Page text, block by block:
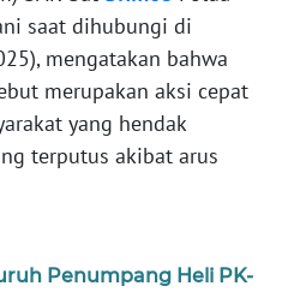
saat dihubungi di
mengatakan bahwa
merupakan aksi cepat
yang hendak
terputus akibat arus
Penumpang Heli PK-